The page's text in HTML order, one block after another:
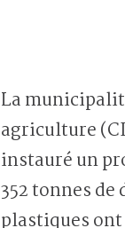
La
agriculture
instauré un
352 tonnes
plastiques ont